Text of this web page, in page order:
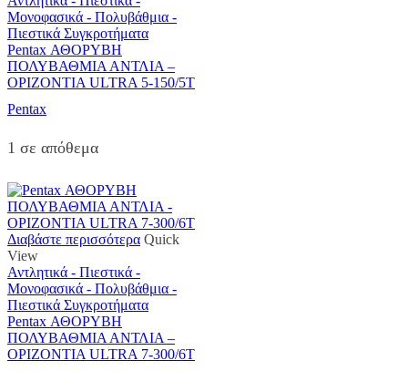
Μονοφασικά - Πολυβάθμια -
Πιεστικά Συγκροτήματα
Pentax ΑΘΟΡΥΒΗ
ΠΟΛΥΒΑΘΜΙΑ ΑΝΤΛΙΑ –
ΟΡΙΖΟΝΤΙΑ ULTRA 5-150/5T
Pentax
1 σε απόθεμα
Διαβάστε περισσότερα Quick
View
Αντλητικά - Πιεστικά -
Μονοφασικά - Πολυβάθμια -
Πιεστικά Συγκροτήματα
Pentax ΑΘΟΡΥΒΗ
ΠΟΛΥΒΑΘΜΙΑ ΑΝΤΛΙΑ –
ΟΡΙΖΟΝΤΙΑ ULTRA 7-300/6Τ